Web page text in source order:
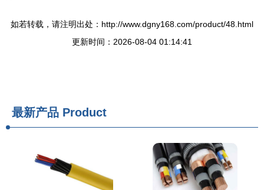
如若转载，请注明出处：http://www.dgny168.com/product/48.html
更新时间：2026-08-04 01:14:41
最新产品 Product